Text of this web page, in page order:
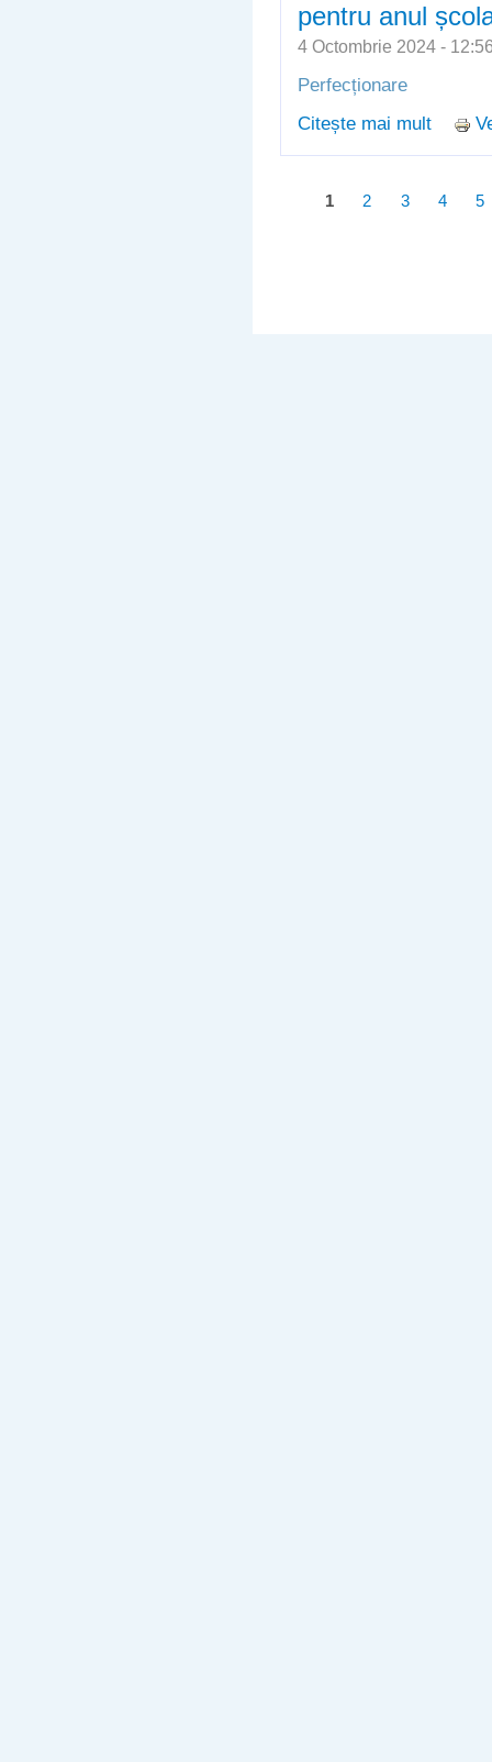
pentru anul
4 Octombrie 2024 -
Perfecționare
Citește mai mult
Pagini
1 2 3 4 5